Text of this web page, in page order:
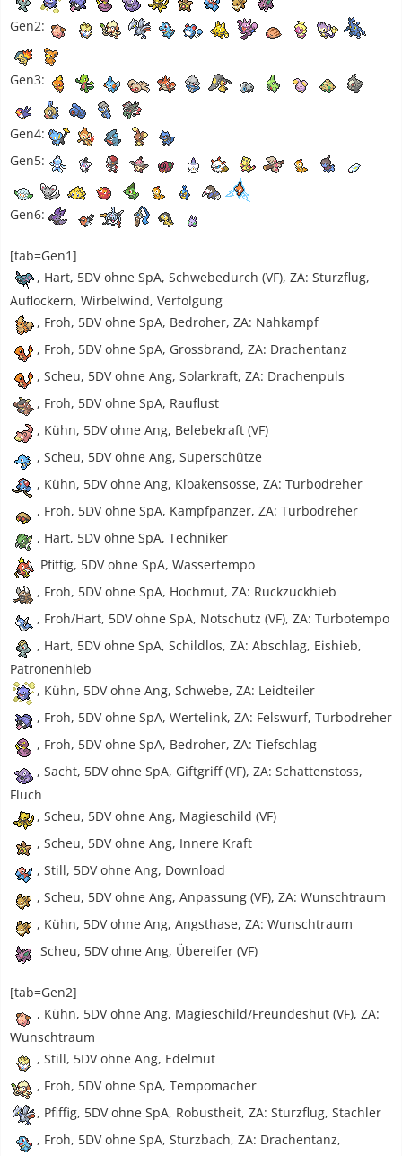
Gen2:
Gen3:
Gen4:
Gen5:
Gen6:
[tab=Gen1]
, Hart, 5DV ohne SpA, Schwebedurch (VF), ZA: Sturzflug,
Auflockern, Wirbelwind, Verfolgung
, Froh, 5DV ohne SpA, Bedroher, ZA: Nahkampf
, Froh, 5DV ohne SpA, Grossbrand, ZA: Drachentanz
, Scheu, 5DV ohne Ang, Solarkraft, ZA: Drachenpuls
, Froh, 5DV ohne SpA, Rauflust
, Kühn, 5DV ohne Ang, Belebekraft (VF)
, Scheu, 5DV ohne Ang, Superschütze
, Kühn, 5DV ohne Ang, Kloakensosse, ZA: Turbodreher
, Froh, 5DV ohne SpA, Kampfpanzer, ZA: Turbodreher
, Hart, 5DV ohne SpA, Techniker
Pfiffig, 5DV ohne SpA, Wassertempo
, Froh, 5DV ohne SpA, Hochmut, ZA: Ruckzuckhieb
, Froh/Hart, 5DV ohne SpA, Notschutz (VF), ZA: Turbotempo
, Hart, 5DV ohne SpA, Schildlos, ZA: Abschlag, Eishieb,
Patronenhieb
, Kühn, 5DV ohne Ang, Schwebe, ZA: Leidteiler
, Froh, 5DV ohne SpA, Wertelink, ZA: Felswurf, Turbodreher
, Froh, 5DV ohne SpA, Bedroher, ZA: Tiefschlag
, Sacht, 5DV ohne SpA, Giftgriff (VF), ZA: Schattenstoss,
Fluch
, Scheu, 5DV ohne Ang, Magieschild (VF)
, Scheu, 5DV ohne Ang, Innere Kraft
, Still, 5DV ohne Ang, Download
, Scheu, 5DV ohne Ang, Anpassung (VF), ZA: Wunschtraum
, Kühn, 5DV ohne Ang, Angsthase, ZA: Wunschtraum
Scheu, 5DV ohne Ang, Übereifer (VF)
[tab=Gen2]
, Kühn, 5DV ohne Ang, Magieschild/Freundeshut (VF), ZA:
Wunschtraum
, Still, 5DV ohne Ang, Edelmut
, Froh, 5DV ohne SpA, Tempomacher
, Pfiffig, 5DV ohne SpA, Robustheit, ZA: Sturzflug, Stachler
, Froh, 5DV ohne SpA, Sturzbach, ZA: Drachentanz,